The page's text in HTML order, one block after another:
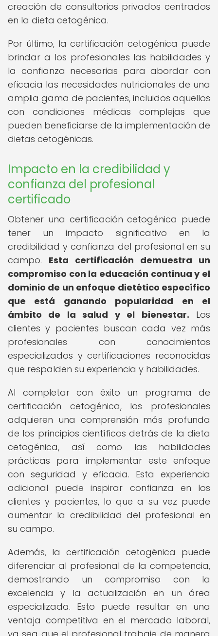
creación de consultorios privados centrados
en la dieta cetogénica.
Por último, la certificación cetogénica puede
brindar a los profesionales las habilidades y
la confianza necesarias para abordar con
eficacia las necesidades nutricionales de una
amplia gama de pacientes, incluidos aquellos
con condiciones médicas complejas que
pueden beneficiarse de la implementación de
dietas cetogénicas.
Impacto en la credibilidad y
confianza del profesional
certificado
Obtener una certificación cetogénica puede
tener un impacto significativo en la
credibilidad y confianza del profesional en su
campo. Esta certificación demuestra un
compromiso con la educación continua y el
dominio de un enfoque dietético específico
que está ganando popularidad en el
ámbito de la salud y el bienestar. Los
clientes y pacientes buscan cada vez más
profesionales con conocimientos
especializados y certificaciones reconocidas
que respalden su experiencia y habilidades.
Al completar con éxito un programa de
certificación cetogénica, los profesionales
adquieren una comprensión más profunda
de los principios científicos detrás de la dieta
cetogénica, así como las habilidades
prácticas para implementar este enfoque
con seguridad y eficacia. Esta experiencia
adicional puede inspirar confianza en los
clientes y pacientes, lo que a su vez puede
aumentar la credibilidad del profesional en
su campo.
Además, la certificación cetogénica puede
diferenciar al profesional de la competencia,
demostrando un compromiso con la
excelencia y la actualización en un área
especializada. Esto puede resultar en una
ventaja competitiva en el mercado laboral,